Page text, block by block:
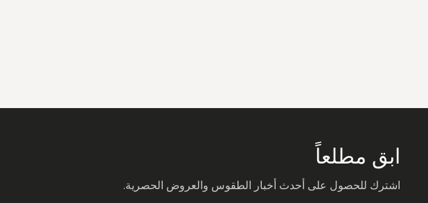
ابق مطلعاً
اشترك للحصول على أحدث أخبار الطقوس والعروض الحصرية.